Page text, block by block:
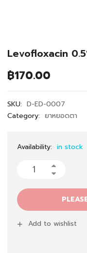
Levofloxacin
฿170.00
SKU: D-ED-0007
Category: ยาหยอดตา
Availability: in stock
Add to wishlist